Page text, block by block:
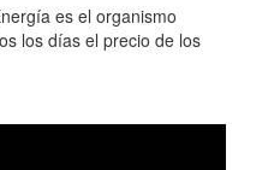
es el organismo
los días el precio de los